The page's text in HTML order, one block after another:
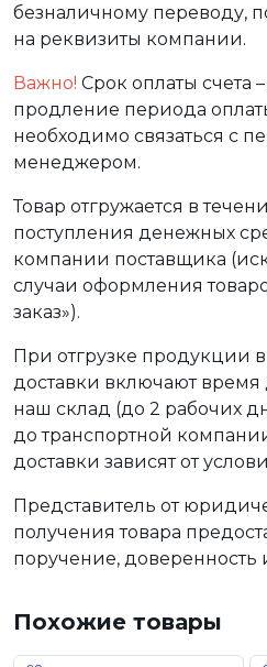
безналичному переводу,
на реквизиты компании.
Важно! Срок оплаты счета
продление периода
необходимо связаться с
менеджером.
Товар отгружается в
поступления денежных
компании поставщика
случаи оформления
заказ»).
При отгрузке продукции
доставки включают время
наш склад (до 2 рабочих
до транспортной
доставки зависят от
Представитель от
получения товара
поручение, доверенность
Похожие товары